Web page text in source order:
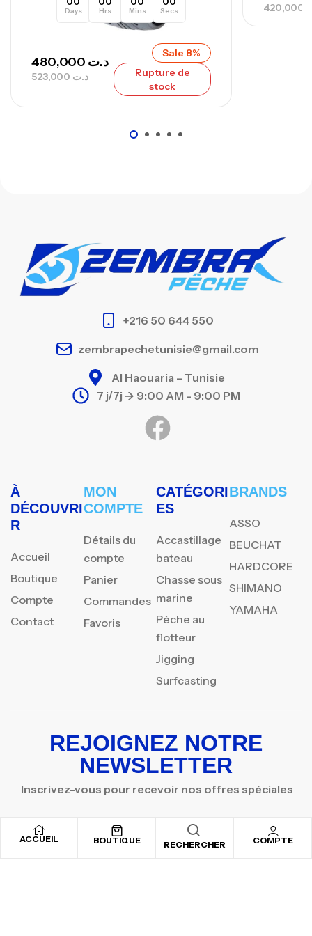
Days Hrs Mins Secs
د.ت523,000
د.ت
Sale 8%
Rupture de
stock
ACCUEIL BOUTIQUE RECHERCHER COMPTE
+216 50 644 550
zembrapechetunisie@gmail.com
Al Haouaria – Tunisie
7 j/7j -> 9:00 AM - 9:00 PM
À
DÉCOUVRI
R
Accueil
Boutique
Compte
Contact
MON
COMPTE
Détails du
compte
Panier
Commandes
Favoris
CATÉGORI
ES
Accastillage
bateau
Chasse sous
marine
Pèche au
flotteur
Jigging
Surfcasting
BRANDS
ASSO
BEUCHAT
HARDCORE
SHIMANO
YAMAHA
REJOIGNEZ NOTRE
NEWSLETTER
Inscrivez-vous pour recevoir nos offres spéciales